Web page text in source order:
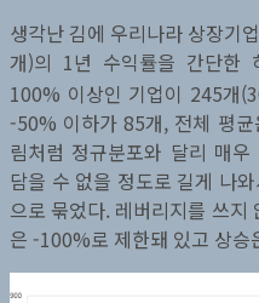
생각난 김에 우리나라 상장기
개)의 1년 수익률을 간단한
100% 이상인 기업이 245개
-50% 이하가 85개, 전체 평
림처럼 정규분포와 달리 매
담을 수 없을 정도로 길게 나
으로 묶었다. 레버리지를 쓰
은 -100%로 제한돼 있고 상승